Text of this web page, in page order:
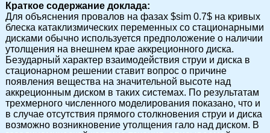
Краткое содержание доклада:
Для объяснения провалов на фазах $sim 0.7$ на кривых
блеска катаклизмических переменных со стационарными
дисками обычно используется предположение о наличии
утолщения на внешнем крае аккреционного диска.
Безударный характер взаимодействия струи и диска в
стационарном решении ставит вопрос о причине
появления вещества на значительной высоте над
аккреционным диском в таких системах. По результатам
трехмерного численного моделирования показано, что и
в случае отсутствия прямого столкновения струи и диска
возможно возникновение утолщения гало над диском. В